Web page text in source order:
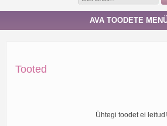
AVA TOODETE
Tooted
Ühtegi toodet ei leitud!